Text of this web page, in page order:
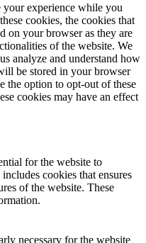
your experience while you
cookies, the cookies that
on your browser as they are
of the website. We
analyze and understand how
be stored in your browser
the option to opt-out of these
cookies may have an effect
for the website to
cookies that ensures
of the website. These
necessary for the website